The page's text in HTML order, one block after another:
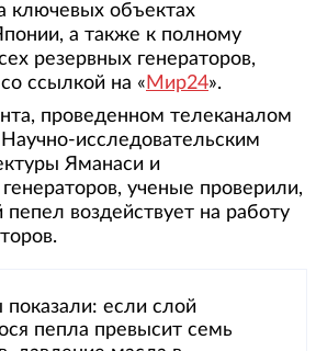
ключевых объектах
а также к полному
резервных генераторов,
ссылкой на « Мир24».
проведенном телеканалом
исследовательским
Яманаси и
ученые проверили,
пепел воздействует на работу
показали: если слой
пепла превысит семь